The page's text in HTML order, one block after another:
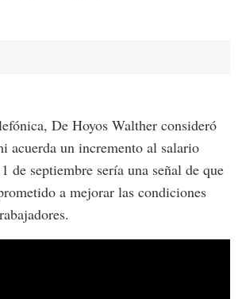
De Hoyos Walther consideró
acuerda un incremento al salario
de septiembre sería una señal de que
a mejorar las condiciones